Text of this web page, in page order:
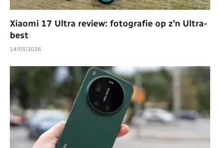
Xiaomi 17 Ultra review: fotografie op z’n Ultra-
best
14/03/2026